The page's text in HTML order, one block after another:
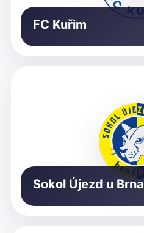
FC Kuřim
Sokol Újezd u Brna